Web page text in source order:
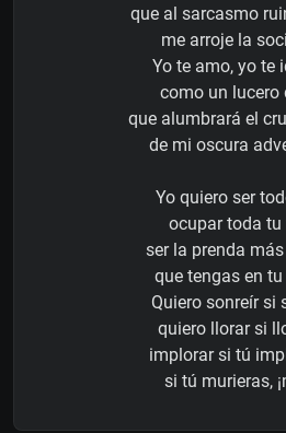
que al sarcasmo
me arroje la
Yo te amo, yo te
como un lucero
que alumbrará el
de mi oscura
Yo quiero ser
ocupar toda tu
ser la prenda
que tengas en tu
Quiero sonreír si
quiero llorar si
implorar si tú
si tú murieras,